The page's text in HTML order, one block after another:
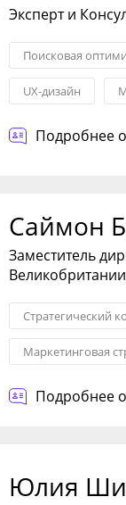
Эксперт и
Поисковая
UX-дизайн
Подробнее
Саймон
Заместитель
Великобритании
Стратегический
Маркетинговая
Взаимоотношения
Подробнее
Юлия